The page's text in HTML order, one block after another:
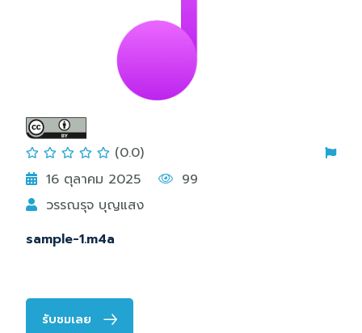
(0.0)
16 ตุลาคม 2025
99
วรรณรุจ บุญแสง
sample-1.m4a
รับชมเลย